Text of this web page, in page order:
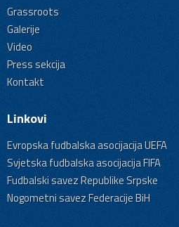
Grassroots
Galerije
Video
Press sekcija
Kontakt
Linkovi
Evropska fudbalska asocijacija UEFA
Svjetska fudbalska asocijacija FIFA
Fudbalski savez Republike Srpske
Nogometni savez Federacije BiH